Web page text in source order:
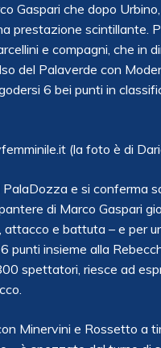
Gaspari che dopo
prestazione scintillante.
e compagni, che in
del Palaverde con
6 bei punti in
(la foto è di
e si conferma
di Marco Gaspari
e battuta – e per
punti insieme alla
spettatori, riesce ad
Minervini e Rossetto a